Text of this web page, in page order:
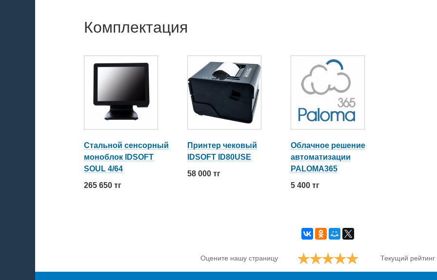
Комплектация
Стальной сенсорный
моноблок IDSOFT
SOUL 4/64
265 650 тг
Принтер чековый
IDSOFT ID80USE
58 000 тг
Облачное решение
автоматизации
PALOMA365
5 400 тг
Оцените нашу страницу Текущий